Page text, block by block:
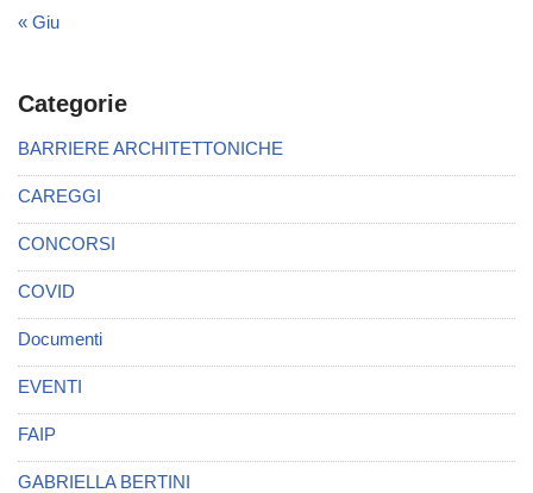
« Giu
Categorie
BARRIERE ARCHITETTONICHE
CAREGGI
CONCORSI
COVID
Documenti
EVENTI
FAIP
GABRIELLA BERTINI